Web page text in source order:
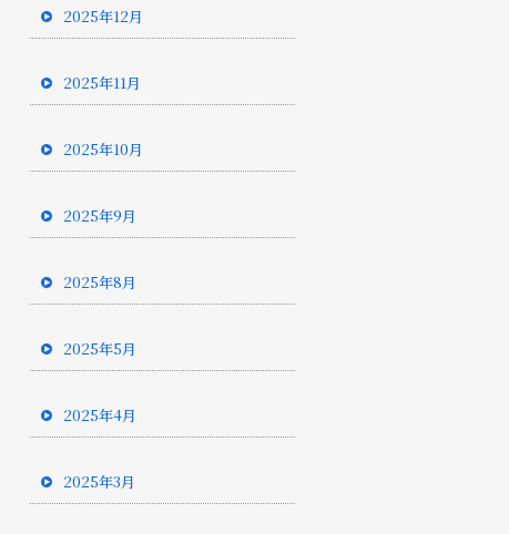
2025年12月
2025年11月
2025年10月
2025年9月
2025年8月
2025年5月
2025年4月
2025年3月